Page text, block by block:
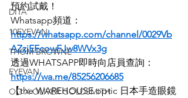
DITA
10EYEVAN
THOM BROWNE
EYEVAN
OG X OLIVER GOLDSMITH
預約試戴！
Whatsapp頻道：
https://whatsapp.com/channel/0029Vb
AZzjEFcowFJw8WVx3g
透過WHATSAPP即時向店員查詢：
https://wa.me/85256206685
【the WAREHOUSE optic 日本手造眼鏡